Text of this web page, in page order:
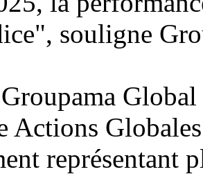
souligne
Actions
représentant